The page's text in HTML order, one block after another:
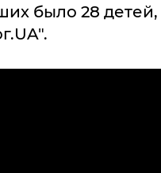
было 28